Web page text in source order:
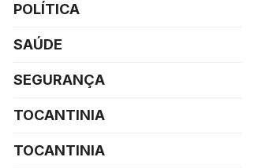
POLÍTICA
SAÚDE
SEGURANÇA
TOCANTINIA
TOCANTINIA